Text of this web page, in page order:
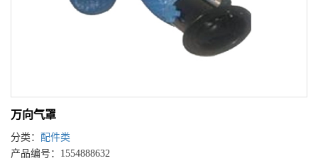
万向气罩
分类： 配件类
产品编号：1554888632